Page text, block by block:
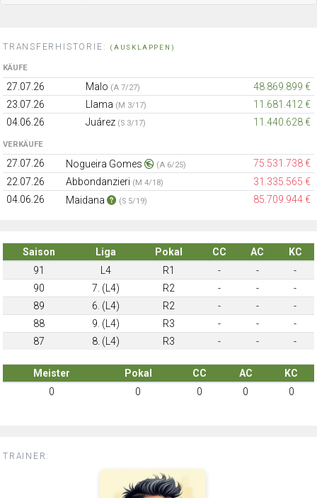
TRANSFERHISTORIE: (AUSKLAPPEN)
KÄUFE
27.07.26 Malo (A 7/27)
48.869.899 €
23.07.26
Llama (M 3/17)
11.681.412 €
04.06.26
Juárez (S 3/17) 11.440.628 €
VERKÄUFE
27.07.26 Nogueira Gomes (A 6/25)
75.531.738 €
22.07.26
Abbondanzieri (M 4/18)
31.335.565 €
04.06.26
Maidana (S 5/19) 85.709.944 €
Saison Liga Pokal CC AC
KC
91
L4 R1 - -
-
90
7. (L4) R2 - -
-
89
6. (L4) R2 - -
-
88
9. (L4) R3 - -
-
87
8. (L4) R3 - - -
Meister Pokal CC AC
KC
0
0 0 0 0
TRAINER: